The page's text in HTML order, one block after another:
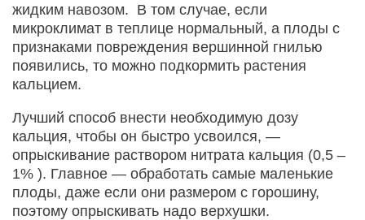
жидким навозом. В том случае, если
микроклимат в теплице нормальный, а плоды с
признаками повреждения вершинной гнилью
появились, то можно подкормить растения
кальцием.
Лучший способ внести необходимую дозу
кальция, чтобы он быстро усвоился, —
опрыскивание раствором нитрата кальция (0,5 –
1% ). Главное — обработать самые маленькие
плоды, даже если они размером с горошину,
поэтому опрыскивать надо верхушки.